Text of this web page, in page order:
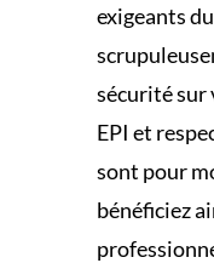
exigeants
sécurité sur
EPI et
sont pour
bénéficiez